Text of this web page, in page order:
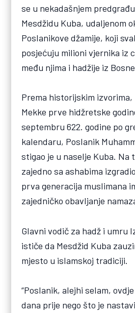
se u nekadašnjem
Mesdžidu Kuba, udaljenom
Poslanikove džamije, koji
posjećuju milioni vjernika iz
među njima i hadžije iz
Prema historijskim
Mekke prve hidžretske
septembru 622. godine po
kalendaru, Poslanik
stigao je u naselje Kuba. Na
zajedno sa ashabima
prva generacija muslimana
zajedničko obavljanje
Glavni vodič za hadž i umru
ističe da Mesdžid Kuba
mjesto u islamskoj tradiciji.
“Poslanik, alejhi selam,
dana prije nego što je